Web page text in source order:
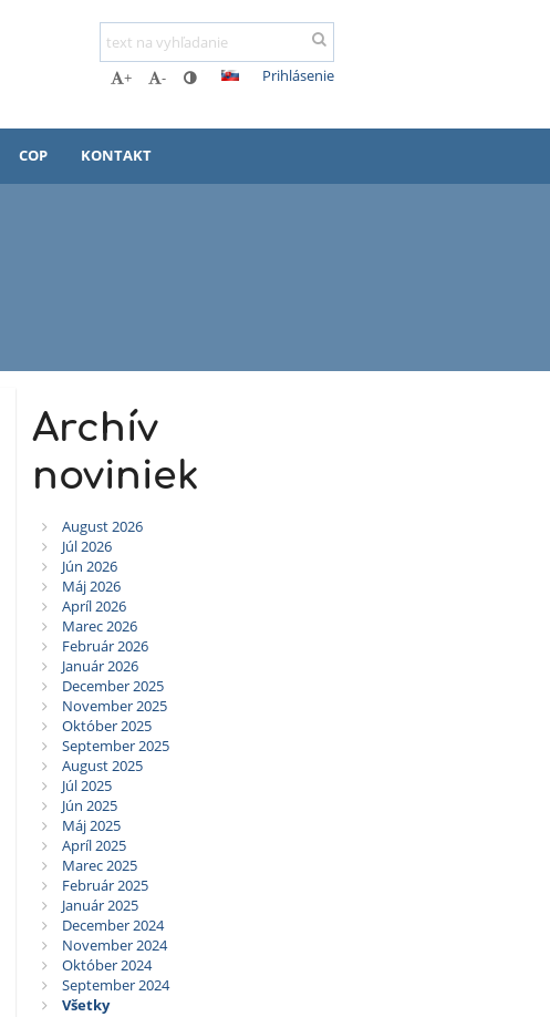
+ - Prihlásenie
COP KONTAKT
Archív
noviniek
August 2026
Júl 2026
Jún 2026
Máj 2026
Apríl 2026
Marec 2026
Február 2026
Január 2026
December 2025
November 2025
Október 2025
September 2025
August 2025
Júl 2025
Jún 2025
Máj 2025
Apríl 2025
Marec 2025
Február 2025
Január 2025
December 2024
November 2024
Október 2024
September 2024
Všetky